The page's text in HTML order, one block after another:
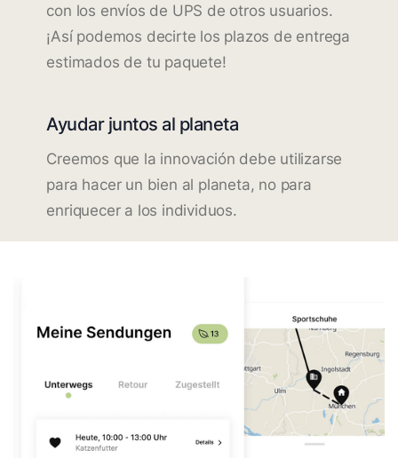
con los envíos de UPS de otros usuarios.
¡Así podemos decirte los plazos de entrega
estimados de tu paquete!
Ayudar juntos al planeta
Creemos que la innovación debe utilizarse
para hacer un bien al planeta, no para
enriquecer a los individuos.